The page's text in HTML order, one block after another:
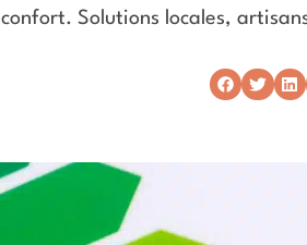
confort. Solutions locales,